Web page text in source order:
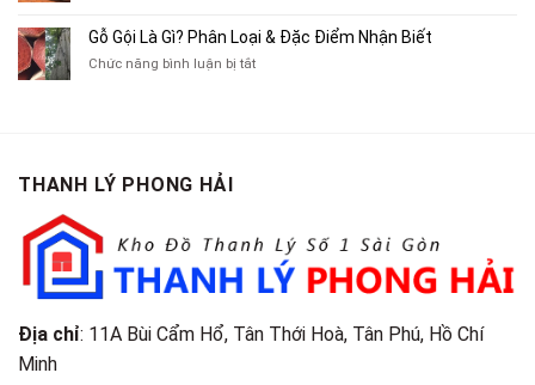
Cũ
TP.HCM
Tạp
Chí
Bán
Áo
Chít
Là
Gỗ Gội Là Gì? Phân Loại & Đặc Điểm Nhận Biết
Chức năng bình luận bị tắtở
Điểm
Nhận
Biết
THANH LÝ PHONG HẢI
Địa chỉ: 11A Bùi Cẩm Hổ, Tân Thới Hoà, Tân Phú, Hồ Chí
Minh